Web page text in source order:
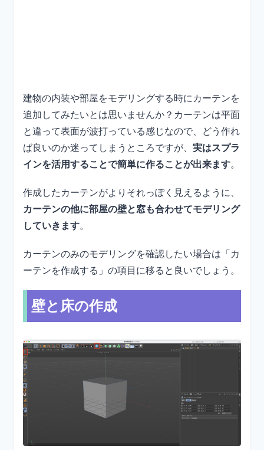
建物の内装や部屋をモデリングする時にカーテンを
追加してみたいとは思いませんか？カーテンは平面
と違って表面が波打っている感じなので、どう作れ
ば良いのか迷ってしまうところですが、 実はスプラ
インを活用することで簡単に作ることが出来ます。
作成したカーテンがよりそれっぽく見えるように、
カーテンの他に部屋の壁と窓も合わせてモデリング
していきます。
カーテンのみのモデリングを確認したい場合は「カ
ーテンを作成する」の項目に移ると良いでしょう。
壁と床の作成